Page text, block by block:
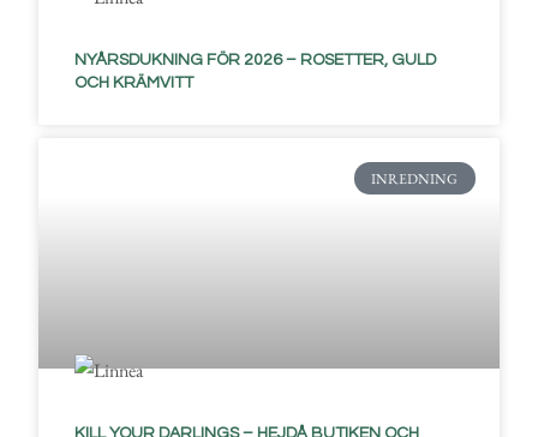
NYÅRSDUKNING FÖR 2026 – ROSETTER, GULD
OCH KRÄMVITT
INREDNING
KILL YOUR DARLINGS – HEJDÅ BUTIKEN OCH